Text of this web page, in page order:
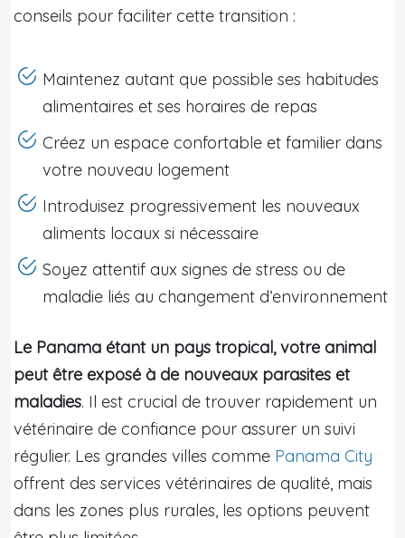
conseils pour faciliter cette transition :
Maintenez autant que possible ses habitudes
alimentaires et ses horaires de repas
Créez un espace confortable et familier dans
votre nouveau logement
Introduisez progressivement les nouveaux
aliments locaux si nécessaire
Soyez attentif aux signes de stress ou de
maladie liés au changement d’environnement
Le Panama étant un pays tropical, votre animal
peut être exposé à de nouveaux parasites et
maladies. Il est crucial de trouver rapidement un
vétérinaire de confiance pour assurer un suivi
régulier. Les grandes villes comme Panama City
offrent des services vétérinaires de qualité, mais
dans les zones plus rurales, les options peuvent